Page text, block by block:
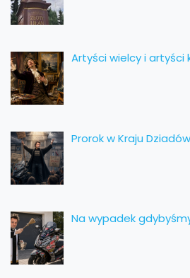
Artyści wielcy i artyści
Prorok w Kraju Dziadów
Na wypadek